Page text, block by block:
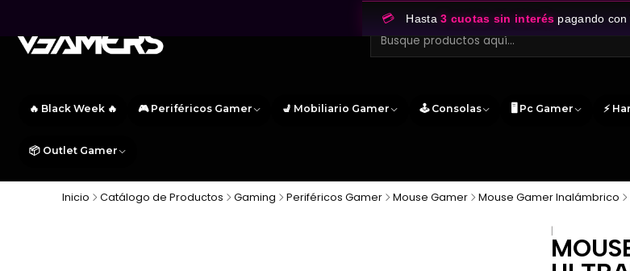
🔥 Black Week 🔥 🎮 Periféricos Gamer 💺 Mobiliario Gamer 🕹️ Consolas 🖥️ Pc Gamer ⚡
📦 Outlet Gamer
💳 Hasta3 cuotas sin interés pagando
Inicio Catálogo de Productos Gaming Periféricos Gamer Mouse Gamer Mouse Gamer Inalámbrico
|